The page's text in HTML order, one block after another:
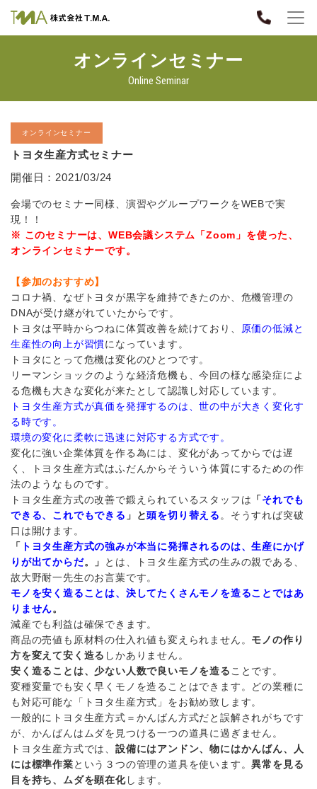
オンラインセミナー
Online Seminar
オンラインセミナー
トヨタ生産方式セミナー
開催日：2021/03/24
会場でのセミナー同様、演習やグループワークをWEBで実
現！！
※ このセミナーは、WEB会議システム「Zoom」を使った、
オンラインセミナーです。
【参加のおすすめ】
コロナ禍、なぜトヨタが黒字を維持できたのか、危機管理の
DNAが受け継がれていたからです。
トヨタは平時からつねに体質改善を続けており、
原価の低減と
生産性の向上が習慣になっています。
トヨタにとって危機は変化のひとつです。
リーマンショックのような経済危機も、今回の様な感染症によ
る危機も大きな変化が来たとして認識し対応しています。
トヨタ生産方式が真価を発揮するのは、世の中が大きく変化す
る時です。
環境の変化に柔軟に迅速に対応する方式です。
変化に強い企業体質を作る為には、変化があってからでは遅
く、トヨタ生産方式はふだんからそういう体質にするための作
法のようなものです。
トヨタ生産方式の改善で鍛えられているスタッフは 「それでも
できる、これでもできる 」と頭を切り替える 。そうすれば突破
口は開けます。
「 トヨタ生産方式の強みが本当に発揮されるのは、生産にかげ
りが出てからだ。」
とは、トヨタ生産方式の生みの親である、
故大野耐一先生のお言葉です。
モノを安く造ることは、決してたくさんモノを造ることではあ
りません。
減産でも利益は確保できます。
商品の売値も原材料の仕入れ値も変えられません。 モノの作り
方を変えて安く造る しかありません。
安く造ることは、少ない人数で良いモノを造る ことです。
変種変量でも安く早くモノを造ることはできます。どの業種に
も対応可能な「トヨタ生産方式」をお勧め致します。
一般的にトヨタ生産方式＝かんばん方式だと誤解されがちです
が、かんばんはムダを見つける一つの道具に過ぎません。
トヨタ生産方式では、 設備にはアンドン、物にはかんばん、人
には標準作業という３つの管理の道具を使います。異常を見る
目を持ち、ムダを顕在化します。